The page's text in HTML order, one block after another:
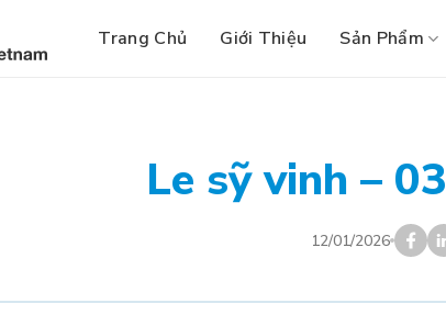
Trang Chủ Giới Thiệu Sản Phẩm
Le sỹ vinh –
12/01/2026